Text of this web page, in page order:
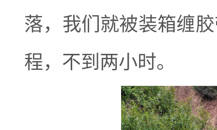
落，我们就被装箱缠
程，不到两小时。